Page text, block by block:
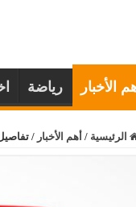
الأخبار رياضة
الرئيسية / أهم الأخبار /